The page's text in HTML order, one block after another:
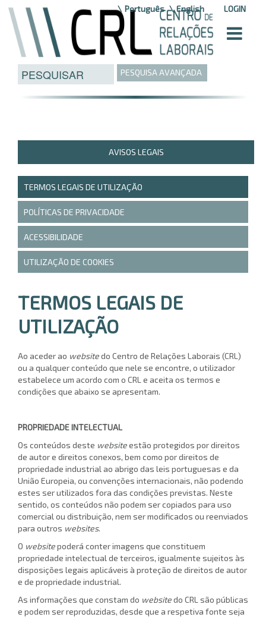
Saltar para o conteúdo LOGIN
Português English
PESQUISA AVANÇADA
AVISOS LEGAIS
TERMOS LEGAIS DE UTILIZAÇÃO
POLÍTICAS DE PRIVACIDADE
ACESSIBILIDADE
UTILIZAÇÃO DE COOKIES
TERMOS LEGAIS DE
UTILIZAÇÃO
Ao aceder ao websitedo Centro de Relações Laborais (CRL)
ou a qualquer conteúdo que nele se encontre, o utilizador
estabelece um acordo com o CRL e aceita os termos e
condições que abaixo se apresentam.
PROPRIEDADE INTELECTUAL
Os conteúdos deste websiteestão protegidos por direitos
de autor e direitos conexos, bem como por direitos de
propriedade industrial ao abrigo das leis portuguesas e da
União Europeia, ou convenções internacionais, não podendo
estes ser utilizados fora das condições previstas. Neste
sentido, os conteúdos não podem ser copiados para uso
comercial ou distribuição, nem ser modificados ou reenviados
para outros websites.
O websitepoderá conter imagens que constituem
propriedade intelectual de terceiros, igualmente sujeitos às
disposições legais aplicáveis à proteção de direitos de autor
e de propriedade industrial.
As informações que constam do websitedo CRL são públicas
e podem ser reproduzidas, desde que a respetiva fonte seja